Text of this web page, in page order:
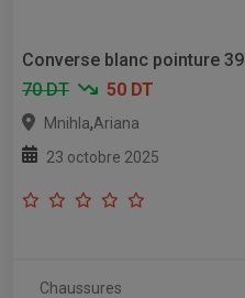
Converse blanc pointure 39
70 DT
50 DT
Mnihla,Ariana
23 octobre 2025
Chaussures